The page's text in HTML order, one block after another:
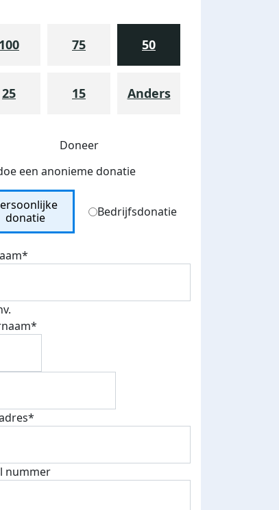
100 75 50
25 15 Anders
Doneer
een anonieme donatie
Type
donatie
Bedrijfsdonatie
nummer